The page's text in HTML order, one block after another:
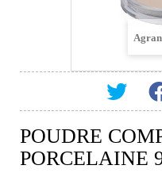
POUDRE
PORCELAINE